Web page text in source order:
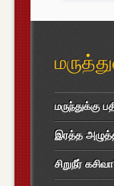
மருந்துக்கு
இரத்த
சிறுநீர்